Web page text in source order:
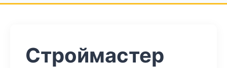
Строймастер